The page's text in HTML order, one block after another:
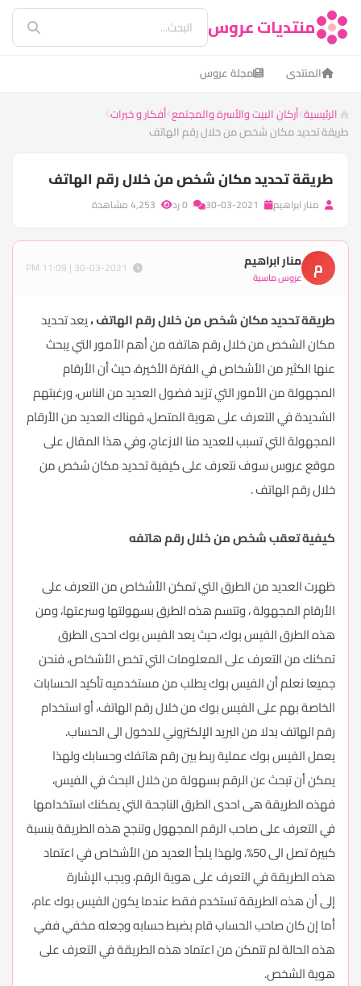
منتديات عروس
المنتدى مجلة عروس
الرئيسية أركان البيت والأسرة والمجتمع أفكار و خبرات
طريقة تحديد مكان شخص من خلال رقم الهاتف
طريقة تحديد مكان شخص من خلال رقم الهاتف
منار ابراهيم
م منار ابراهيم
عروس ماسية
طريقة تحديد مكان شخص من خلال رقم الهاتف ،يعد تحديد
مكان الشخص من خلال رقم هاتفه من أهم الأمور التي يبحث
عنها الكثير من الأشخاص في الفترة الأخيرة، حيث أن الأرقام
المجهولة من الأمور التي تزيد فضول العديد من الناس، ورغبتهم
الشديدة في التعرف على هوية المتصل، فهناك العديد من الأرقام
المجهولة التي تسبب للعديد منا الازعاج، وفي هذا المقال على
موقع عروس سوف نتعرف على كيفية تحديد مكان شخص من
خلال رقم الهاتف .
كيفية تعقب شخص من خلال رقم هاتفه
ظهرت العديد من الطرق التي تمكن الأشخاص من التعرف على
الأرقام المجهولة ، وتتسم هذه الطرق بسهولتها وسرعتها، ومن
هذه الطرق الفيس بوك، حيث يعد الفيس بوك احدى الطرق
تمكنك من التعرف على المعلومات التي تخص الأشخاص، فنحن
جميعا نعلم أن الفيس بوك يطلب من مستخدميه تأكيد الحسابات
الخاصة بهم على الفيس بوك من خلال رقم الهاتف، أو استخدام
رقم الهاتف بدلا من البريد الإلكتروني للدخول الى الحساب.
يعمل الفيس بوك عملية ربط بين رقم هاتفك وحسابك ولهذا
يمكن أن تبحث عن الرقم بسهولة من خلال البحث في الفيس،
فهذه الطريقة هى احدى الطرق الناجحة التي يمكنك استخدامها
في التعرف على صاحب الرقم المجهول وتنجح هذه الطريقة بنسبة
كبيرة تصل الى 50%، ولهذا يلجأ العديد من الأشخاص في اعتماد
هذه الطريقة في التعرف على هوية الرقم، ويجب الإشارة
إلى أن هذه الطريقة تستخدم فقط عندما يكون الفيس بوك عام،
أما إن كان صاحب الحساب قام بضبط حسابه وجعله مخفي ففي
هذه الحالة لم تتمكن من اعتماد هذه الطريقة في التعرف على
هوية الشخص.